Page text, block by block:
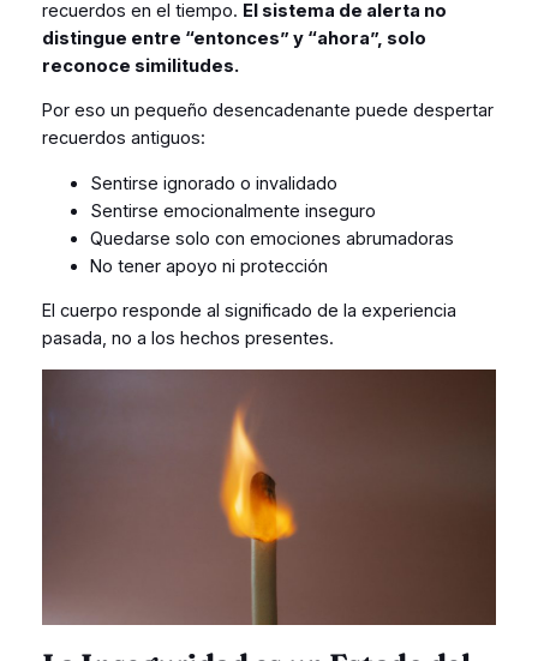
recuerdos en el tiempo. El sistema de alerta no
distingue entre “entonces” y “ahora”, solo
reconoce similitudes.
Por eso un pequeño desencadenante puede despertar
recuerdos antiguos:
Sentirse ignorado o invalidado
Sentirse emocionalmente inseguro
Quedarse solo con emociones abrumadoras
No tener apoyo ni protección
El cuerpo responde al significado de la experiencia
pasada, no a los hechos presentes.